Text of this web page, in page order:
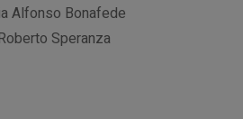
Alfonso Bonafede
Speranza